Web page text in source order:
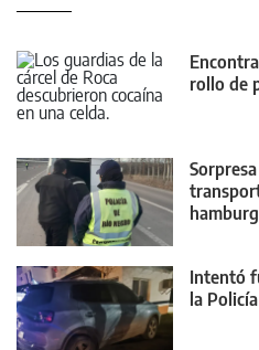
rollo de
Intentó
la